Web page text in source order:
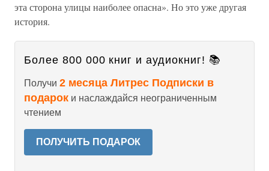
эта сторона улицы наиболее опасна». Но это уже другая
история.
Более 800 000 книг и аудиокниг! 📚
Получи 2 месяца Литрес Подписки в
подарок и наслаждайся неограниченным
чтением
ПОЛУЧИТЬ ПОДАРОК